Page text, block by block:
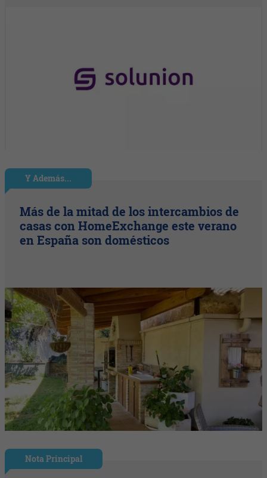
Y Además...
Más de la mitad de los intercambios de
casas con HomeExchange este verano
en España son domésticos
Nota Principal